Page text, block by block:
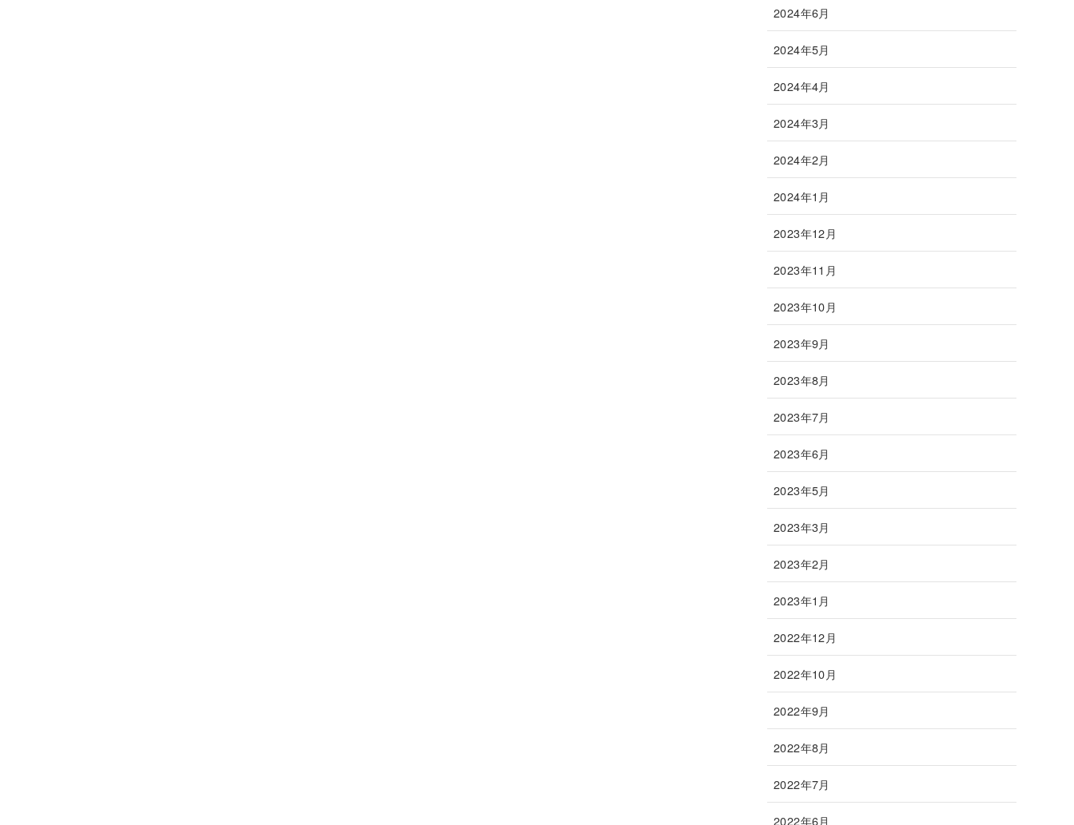
2024年6月
2024年5月
2024年4月
2024年3月
2024年2月
2024年1月
2023年12月
2023年11月
2023年10月
2023年9月
2023年8月
2023年7月
2023年6月
2023年5月
2023年3月
2023年2月
2023年1月
2022年12月
2022年10月
2022年9月
2022年8月
2022年7月
2022年6月